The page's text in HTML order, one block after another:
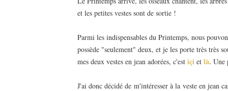
et les petites vestes sont de sortie !
Parmi les indispensables du Printemps, nous
possède "seulement" deux, et je les porte très très
mes deux vestes en jean adorées, c'est içi et là. Une
J'ai donc décidé de m'intéresser à la veste en jean